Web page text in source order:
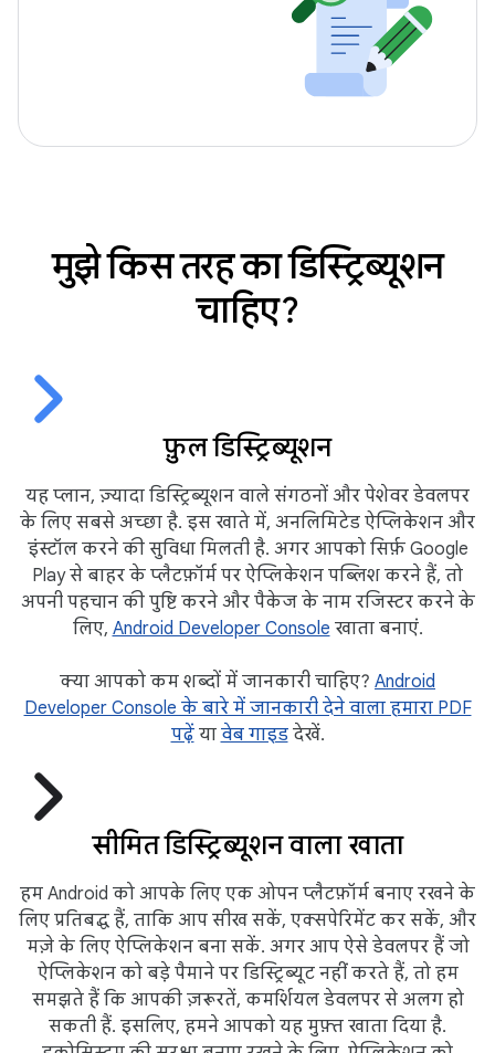
मुझे किस तरह का डिस्ट्रिब्यूशन
चाहिए?
फ़ुल डिस्ट्रिब्यूशन
यह प्लान, ज़्यादा डिस्ट्रिब्यूशन वाले संगठनों और पेशेवर डेवलपर
के लिए सबसे अच्छा है. इस खाते में, अनलिमिटेड ऐप्लिकेशन और
इंस्टॉल करने की सुविधा मिलती है. अगर आपको सिर्फ़ Google
Play से बाहर के प्लैटफ़ॉर्म पर ऐप्लिकेशन पब्लिश करने हैं, तो
अपनी पहचान की पुष्टि करने और पैकेज के नाम रजिस्टर करने के
लिए, Android Developer Console खाता बनाएं.
क्या आपको कम शब्दों में जानकारी चाहिए? Android
Developer Console के बारे में जानकारी देने वाला हमारा PDF
पढ़ेंया वेब गाइडदेखें.
सीमित डिस्ट्रिब्यूशन वाला खाता
हम Android को आपके लिए एक ओपन प्लैटफ़ॉर्म बनाए रखने के
लिए प्रतिबद्ध हैं, ताकि आप सीख सकें, एक्सपेरिमेंट कर सकें, और
मज़े के लिए ऐप्लिकेशन बना सकें. अगर आप ऐसे डेवलपर हैं जो
ऐप्लिकेशन को बड़े पैमाने पर डिस्ट्रिब्यूट नहीं करते हैं, तो हम
समझते हैं कि आपकी ज़रूरतें, कमर्शियल डेवलपर से अलग हो
सकती हैं. इसलिए, हमने आपको यह मुफ़्त खाता दिया है.